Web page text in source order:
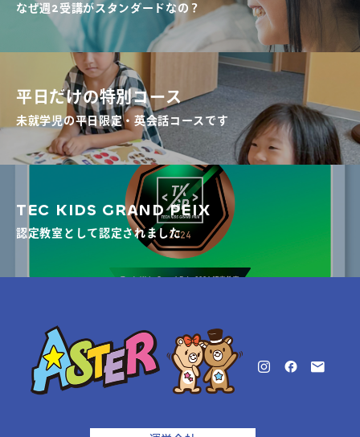
なぜ週2受講がスタンダードなの？
平日だけの特別コース
未就学児の平日限定・英会話コースです
TEC KIDS GRAND PEIX
認定教室として認定されました